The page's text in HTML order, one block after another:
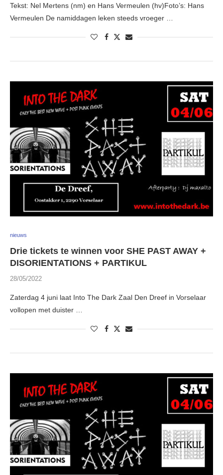
Tekst: Nel Mertens (nm) en Hans Vermeulen (hv)Foto’s: Hans
Vermeulen De namiddagen leken steeds vroeger …
nieuws
Drie tickets te winnen voor SHE PAST AWAY +
DISORIENTATIONS + PARTIKUL
28/05/2022
Zaterdag 4 juni laat Into The Dark Zaal Den Dreef in Vorselaar
vollopen met duister …